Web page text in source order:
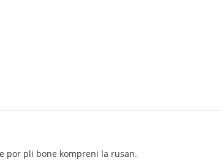
por pli bone kompreni la rusan.